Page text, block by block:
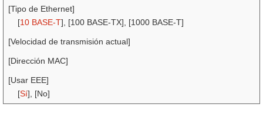
[Tipo de Ethernet]
[10 BASE-T], [100 BASE-TX], [1000 BASE-T]
[Velocidad de transmisión actual]
[Dirección MAC]
[Usar EEE]
[Sí], [No]